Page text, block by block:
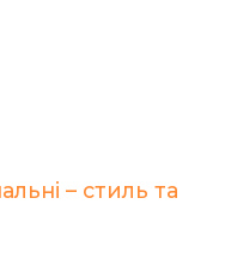
– стиль та